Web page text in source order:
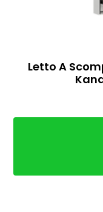
Letto A